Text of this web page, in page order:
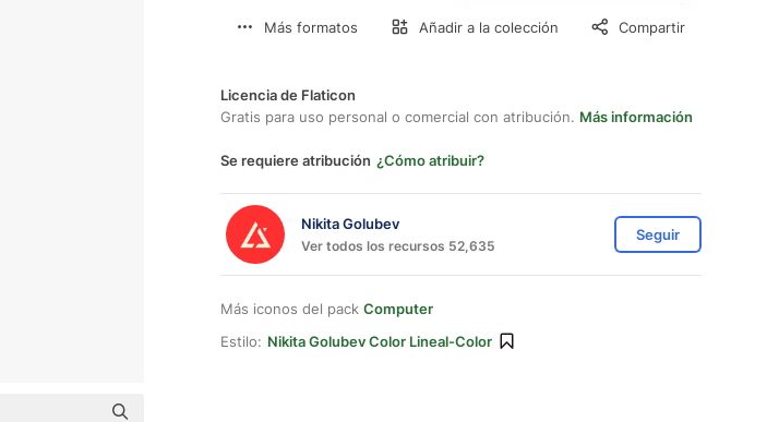
Más formatos Añadir a la colección Compartir
Licencia de Flaticon
Gratis para uso personal o comercial con atribución. Más información
Se requiere atribución ¿Cómo atribuir?
Nikita Golubev
Ver todos los recursos 52,635
Seguir
Más iconos del pack Computer
Estilo: Nikita Golubev Color Lineal-Color